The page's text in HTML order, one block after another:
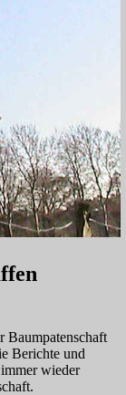
Baumpatenschaft
Berichte und
wieder